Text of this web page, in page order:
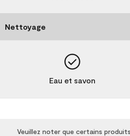
Nettoyage
Eau et savon
Veuillez noter que certains